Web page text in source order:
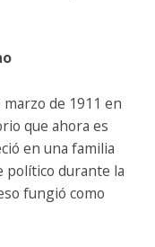
de 1911 en
que ahora es
en una familia
político durante la
fungió como